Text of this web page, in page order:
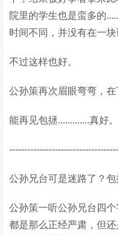
院里的学生也是蛮多的
时间不同，并没有在一块
不过这样也好。
公孙策再次眉眼弯弯，在
能再见包拯.............真好。
公孙兄台可是迷路了？包
公孙策一听公孙兄台四
都是那么正经严肃，但